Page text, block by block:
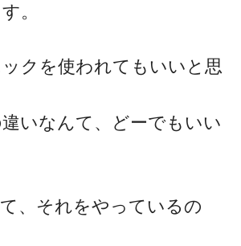
。
クを使われてもいいと思
いなんて、どーでもいい
、それをやっているの